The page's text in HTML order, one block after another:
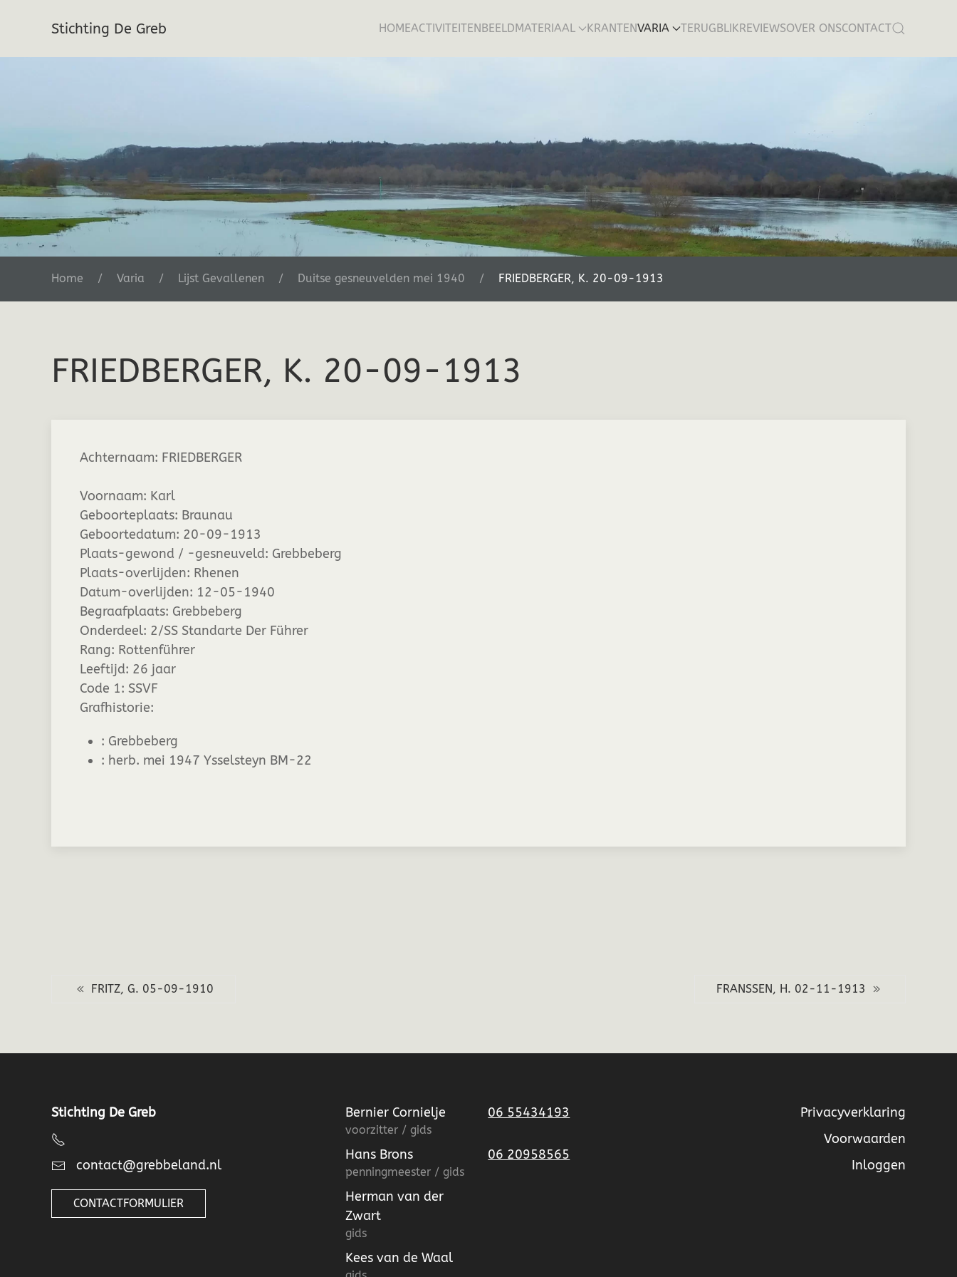
Terug naar hoofdinhoud
Stichting De Greb HOMEACTIVITEITEN BEELDMATERIAAL KRANTENVARIA TERUGBLIK REVIEWSOVER ONSCONTACT
Home Varia Lijst Gevallenen Duitse gesneuvelden mei 1940 FRIEDBERGER, K. 20-09-1913
FRIEDBERGER, K. 20-09-1913
Achternaam: FRIEDBERGER
Voornaam: Karl
Geboorteplaats: Braunau
Geboortedatum: 20-09-1913
Plaats-gewond / -gesneuveld: Grebbeberg
Plaats-overlijden: Rhenen
Datum-overlijden: 12-05-1940
Begraafplaats: Grebbeberg
Onderdeel: 2/SS Standarte Der Führer
Rang: Rottenführer
Leeftijd: 26 jaar
Code 1: SSVF
Grafhistorie:
: Grebbeberg
: herb. mei 1947 Ysselsteyn BM-22
FRITZ, G. 05-09-1910 FRANSSEN, H. 02-11-1913
Stichting De Greb
contact@grebbeland.nl
CONTACTFORMULIER
Bernier Cornielje
voorzitter / gids
06 55434193
Hans Brons
penningmeester / gids
06 20958565
Herman van der
Zwart
gids
Kees van de Waal
Privacyverklaring
Voorwaarden
Inloggen